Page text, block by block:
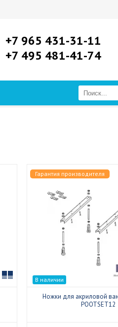
+7 965 431-31-11
+7 495 481-41-74
Сравнить
Гарантия производителя
В наличии
Ножки для акриловой
POOTSET12